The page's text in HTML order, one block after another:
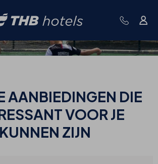
AANBIEDINGEN DIE
VOOR JE
KUNNEN ZIJN